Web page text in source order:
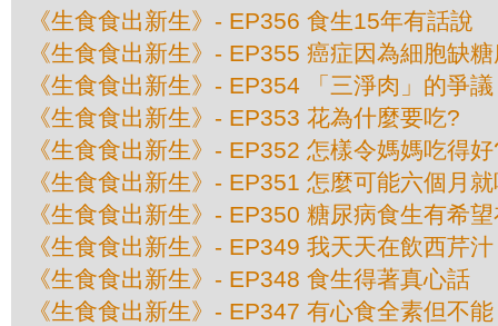
《生食食出新生》- EP356 食生15年有話說
《生食食出新生》- EP355 癌症因為細胞缺
《生食食出新生》- EP354 「三淨肉」的爭議
《生食食出新生》- EP353 花為什麼要吃?
《生食食出新生》- EP352 怎樣令媽媽吃得
《生食食出新生》- EP351 怎麼可能六個月
《生食食出新生》- EP350 糖尿病食生有希
《生食食出新生》- EP349 我天天在飲西芹汁
《生食食出新生》- EP348 食生得著真心話
《生食食出新生》- EP347 有心食全素但不